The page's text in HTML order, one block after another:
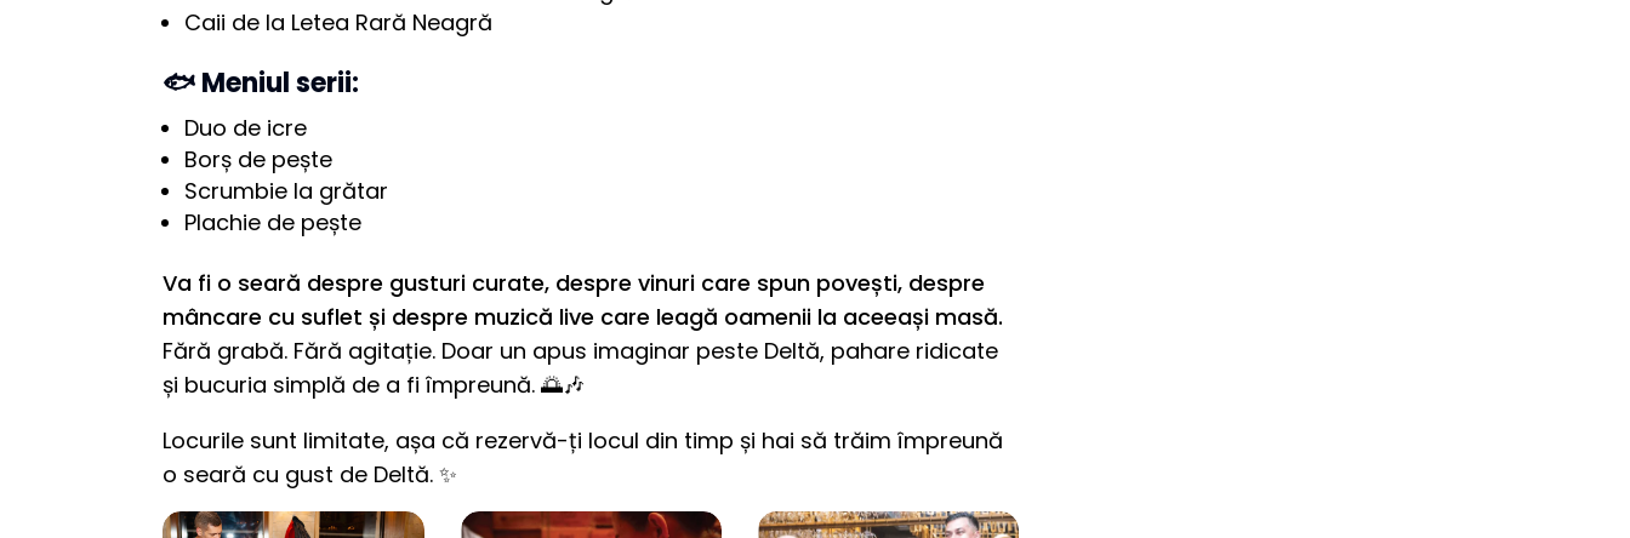
Caii de la Letea Rară Neagră
🐟 Meniul serii:
Duo de icre
Borș de pește
Scrumbie la grătar
Plachie de pește
Va fi o seară despre gusturi curate, despre vinuri care spun povești, despre
mâncare cu suflet și despre muzică live care leagă oamenii la aceeași masă.
Fără grabă. Fără agitație. Doar un apus imaginar peste Deltă, pahare ridicate
și bucuria simplă de a fi împreună. 🌅🎶
Locurile sunt limitate, așa că rezervă-ți locul din timp și hai să trăim împreună
o seară cu gust de Deltă. ✨